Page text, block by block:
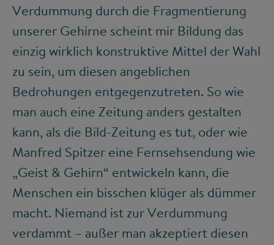
Verdummung durch die Fragmentierung
unserer Gehirne scheint mir Bildung das
einzig wirklich konstruktive Mittel der Wahl
zu sein, um diesen angeblichen
Bedrohungen entgegenzutreten. So wie
man auch eine Zeitung anders gestalten
kann, als die Bild-Zeitung es tut, oder wie
Manfred Spitzer eine Fernsehsendung wie
„Geist & Gehirn“ entwickeln kann, die
Menschen ein bisschen klüger als dümmer
macht. Niemand ist zur Verdummung
verdammt – außer man akzeptiert diesen